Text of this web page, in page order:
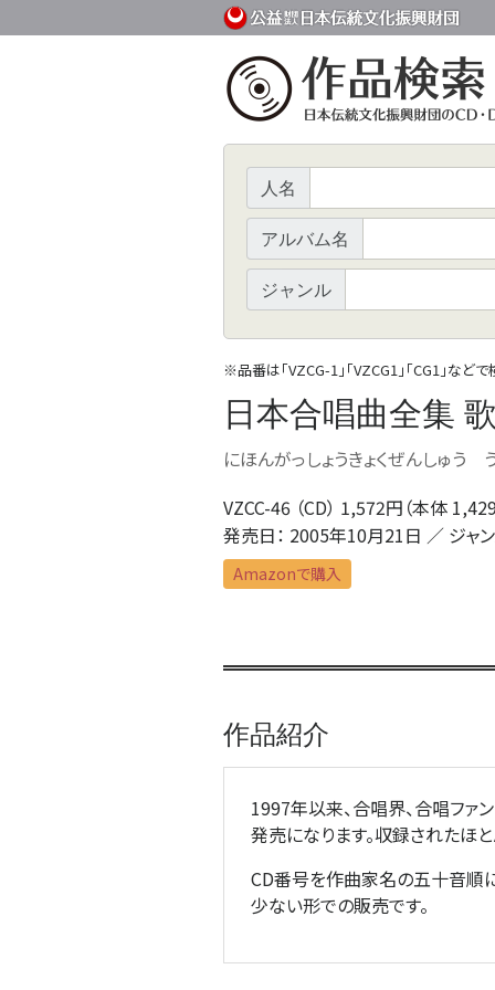
人名
アルバム名
ジャンル
※品番は「VZCG-1」「VZCG1」「CG1」など
日本合唱曲全集
にほんがっしょうきょくぜんしゅう
VZCC-46 （CD） 1,572円（本体
発売日： 2005年10月21日 ／ ジャ
Amazonで購入
作品紹介
1997年以来、合唱界、合唱ファ
発売になります。収録されたほ
CD番号を作曲家名の五十音順
少ない形での販売です。